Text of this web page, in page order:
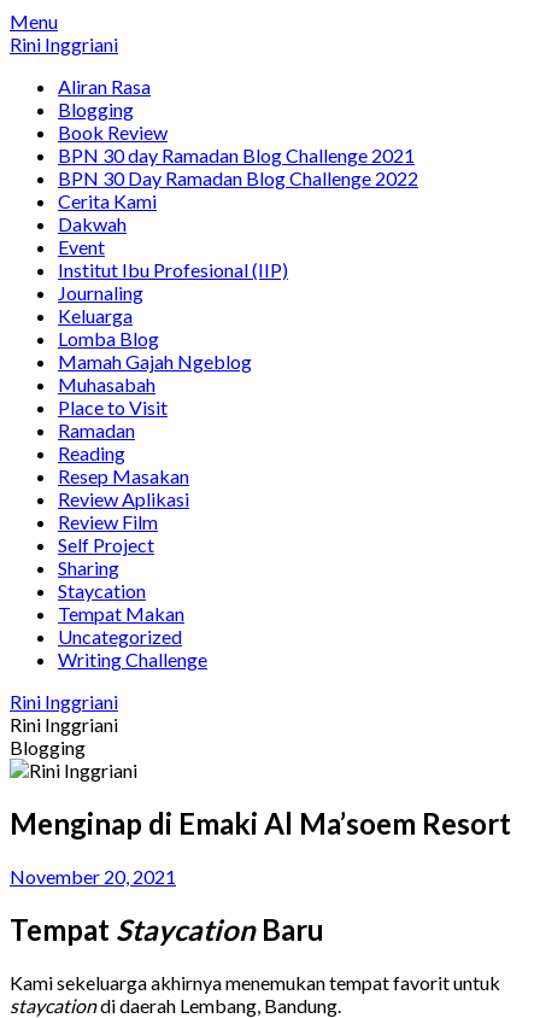
Menu
Rini Inggriani
Aliran Rasa
Blogging
Book Review
BPN 30 day Ramadan Blog Challenge 2021
BPN 30 Day Ramadan Blog Challenge 2022
Cerita Kami
Dakwah
Event
Institut Ibu Profesional (IIP)
Journaling
Keluarga
Lomba Blog
Mamah Gajah Ngeblog
Muhasabah
Place to Visit
Ramadan
Reading
Resep Masakan
Review Aplikasi
Review Film
Self Project
Sharing
Staycation
Tempat Makan
Uncategorized
Writing Challenge
Rini Inggriani
Rini Inggriani
Blogging
Menginap di Emaki Al Ma’soem Resort
November 20, 2021
Tempat StaycationBaru
Kami sekeluarga akhirnya menemukan tempat favorit untuk
staycationdi daerah Lembang, Bandung.